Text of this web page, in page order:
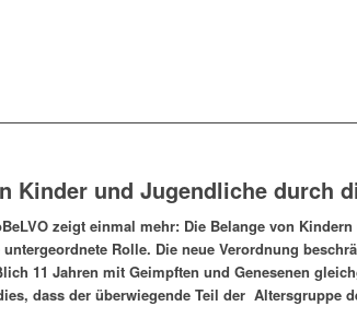
Kinder und Jugendliche durch
zeigt einmal mehr: Die Belange von
untergeordnete Rolle. Die neue Verordnung
11 Jahren mit Geimpften und Genesenen
dass der überwiegende Teil der Altersgruppe